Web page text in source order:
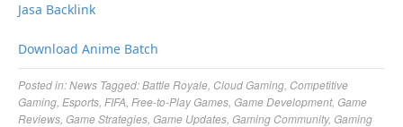
Jasa Backlink
Download Anime Batch
Posted in:News Tagged:Battle Royale Cloud Gaming Competitive
Gaming Esports FIFA Free-to-Play Games Game Development, Game
Reviews Game Strategies Game Updates Gaming Community, Gaming